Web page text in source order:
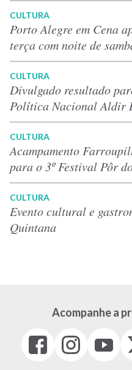
CULTURA
Porto Alegre em Cena
terça com noite de
CULTURA
Divulgado resultado
Política Nacional Aldir
CULTURA
Acampamento
para o 3º Festival Pôr
CULTURA
Evento cultural e
Quintana
Acompanhe a
Facebook
(link
Instagram
(link
(link